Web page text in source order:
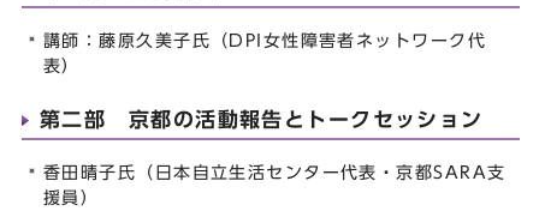
講師：藤原久美子氏（DPI女性障害者ネットワーク代
表）
第二部 京都の活動報告とトークセッション
香田晴子氏（日本自立生活センター代表・京都SARA支
援員）